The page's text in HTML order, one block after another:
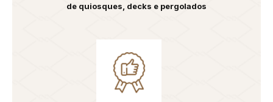
de quiosques, decks e pergolados